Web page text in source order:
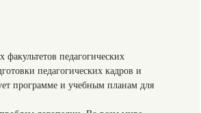
факультетов педагогических
педагогических кадров и
программе и учебным планам для